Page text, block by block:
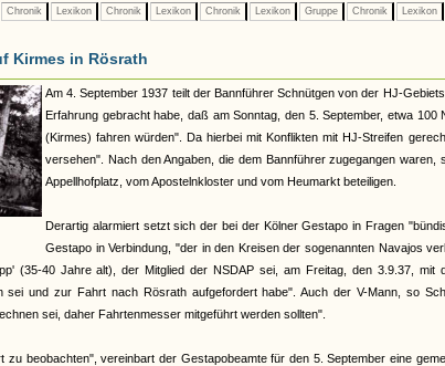
Chronik Lexikon Chronik Lexikon Chronik Lexikon Gruppe Chronik Lexikon
Kirmes in Rösrath
Am 4. September 1937 teilt der Bannführer Schnütgen von der HJ-
Erfahrung gebracht habe, daß am Sonntag, den 5. September, etwa
(Kirmes) fahren würden". Da hierbei mit Konflikten mit HJ-Streifen
versehen". Nach den Angaben, die dem Bannführer zugegangen
Appellhofplatz, vom Apostelnkloster und vom Heumarkt beteiligen.
Derartig alarmiert setzt sich der bei der Kölner Gestapo in Fragen
Gestapo in Verbindung, "der in den Kreisen der sogenannten Navajos
(35-40 Jahre alt), der Mitglied der NSDAP sei, am Freitag, den 3.9.37, mit
sei und zur Fahrt nach Rösrath aufgefordert habe". Auch der V-Mann, so
sei, daher Fahrtenmesser mitgeführt werden sollten".
beobachten", vereinbart der Gestapobeamte für den 5. September eine